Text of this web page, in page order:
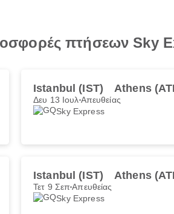
πτήσεων Sky
Istanbul (IST) Athens
Δευ 13 Ιουλ Απευθείας
Sky Express
Istanbul (IST) Athens
Τετ 9 ΣεπΑπευθείας
Sky Express